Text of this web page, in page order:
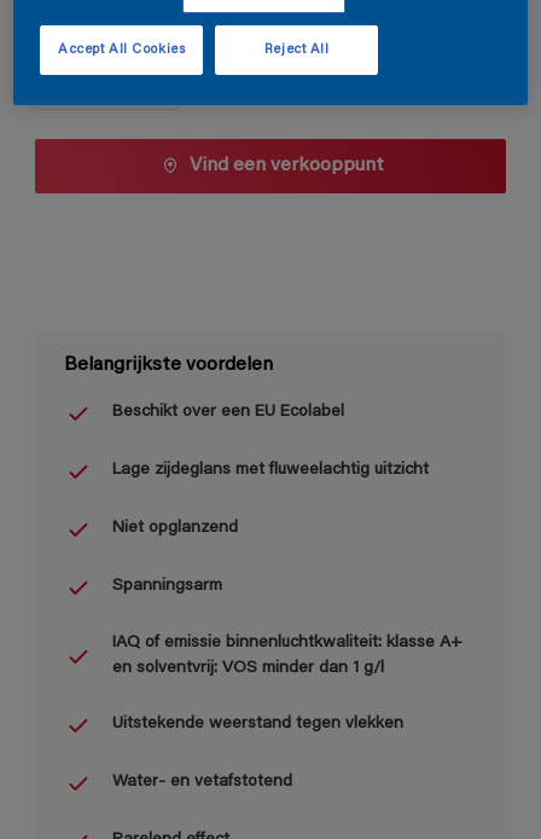
2,5 L
5 L
Vind een verkooppunt
Belangrijkste voordelen
Beschikt over een EU Ecolabel
Lage zijdeglans met fluweelachtig uitzicht
Niet opglanzend
Spanningsarm
IAQ of emissie binnenluchtkwaliteit: klasse A+
en solventvrij: VOS minder dan 1 g/l
Uitstekende weerstand tegen vlekken
Water- en vetafstotend
Reject All
Accept All Cookies